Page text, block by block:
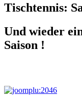
Tischtennis:
Und wieder
Saison !